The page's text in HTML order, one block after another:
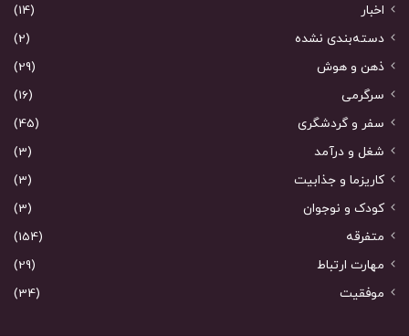
اخبار
(14)
دسته‌بندی نشده
(2)
ذهن و هوش
(29)
سرگرمی
(16)
سفر و گردشگری
(45)
شغل و درآمد
(3)
کاریزما و جذابیت
(3)
کودک و نوجوان
(3)
متفرقه
(154)
مهارت ارتباط
(29)
موفقیت
(34)